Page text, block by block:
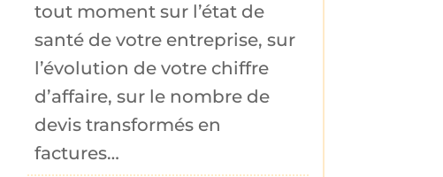
tout moment sur l’état de
santé de votre entreprise, sur
l’évolution de votre chiffre
d’affaire, sur le nombre de
devis transformésen
factures…